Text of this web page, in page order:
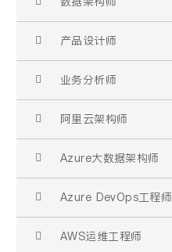
产品设计师
业务分析师
阿里云架构师
Azure大数据架构师
Azure DevOps工程师
AWS运维工程师